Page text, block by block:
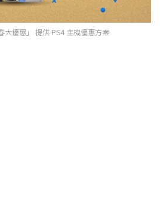
大優惠」 提供 PS4 主機優惠方案